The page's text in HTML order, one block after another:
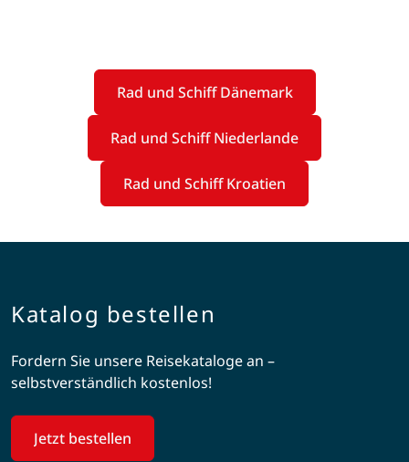
Rad und Schiff Dänemark
Rad und Schiff Niederlande
Rad und Schiff Kroatien
Katalog bestellen
Fordern Sie unsere Reisekataloge an –
selbstverständlich kostenlos!
Jetzt bestellen